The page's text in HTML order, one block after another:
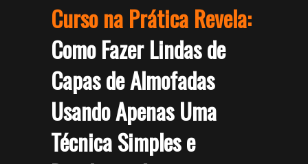
Curso na Prática Revela:
Como Fazer Lindas de
Capas de Almofadas
Usando Apenas Uma
Técnica Simples e